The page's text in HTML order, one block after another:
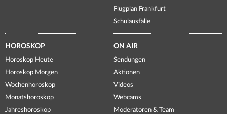
Flugplan Frankfurt
Schulausfälle
HOROSKOP
Horoskop Heute
Horoskop Morgen
Wochenhoroskop
Monatshoroskop
Jahreshoroskop
ON AIR
Sendungen
Aktionen
Videos
Webcams
Moderatoren & Team